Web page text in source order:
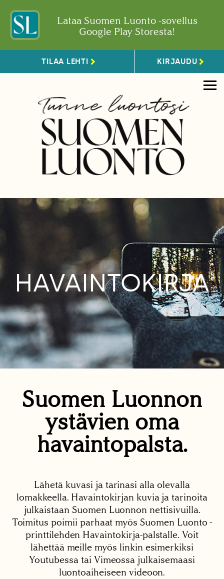
Lataa Suomen Luonto -sovellus
Google Play Storesta!
TILAA LEHTI KIRJAUDU
HAVAINTOKIRJA
Suomen Luonnon
ystävien oma
havaintopalsta.
Lähetä kuvasi ja tarinasi alla olevalla
lomakkeella. Havaintokirjan kuvia ja tarinoita
julkaistaan Suomen Luonnon nettisivuilla.
Toimitus poimii parhaat myös Suomen Luonto -
printtilehden Havaintokirja-palstalle. Voit
lähettää meille myös linkin esimerkiksi
Youtubessa tai Vimeossa julkaisemaasi
luontoaiheiseen videoon.